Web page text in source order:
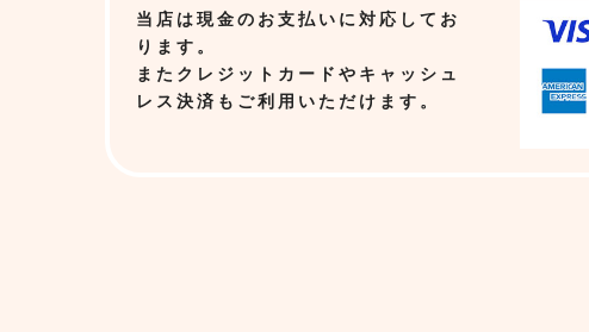
当店は現金のお支払いに対応してお
ります。
またクレジットカードやキャッシュ
レス決済もご利用いただけます。